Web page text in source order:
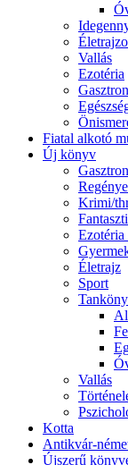
Vallás
Ezotéria
Fiatal alkotó
Új könyv
Krimi/
Ezotéria
Életrajz
Sport
Vallás
Kotta
Antikvár-
Újszerű